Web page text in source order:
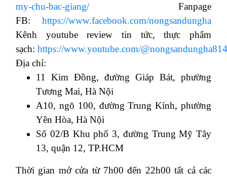
my-chu-bac-giang/Fanpage
FB: https://www.facebook.com/nongsandungha
Kênh youtube review tin tức, thực phẩm
sạch: https://www.youtube.com/
Địa chỉ:
11 Kim Đồng, đường Giáp Bát, phường
Tương Mai, Hà Nội
A10, ngõ 100, đường Trung Kính, phường
Yên Hòa, Hà Nội
Số 02/B Khu phố 3, đường Trung Mỹ Tây
13, quận 12, TP.HCM
Thời gian mở cửa từ 7h00 đến 22h00 tất cả các